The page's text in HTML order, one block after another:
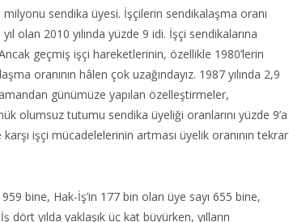
sendika üyesi. İşçilerin sendikalaşma oranı
olan 2010 yılında yüzde 9 idi. İşçi sendikalarına
geçmiş işçi hareketlerinin, özellikle 1980’lerin
oranının hâlen çok uzağındayız. 1987 yılında 2,9
günümüze yapılan özelleştirmeler,
olumsuz tutumu sendika üyeliği oranlarını yüzde 9’a
işçi mücadelelerinin artması üyelik oranının tekrar
bine, Hak-İş’in 177 bin olan üye sayı 655 bine,
dört yılda yaklaşık üç kat büyürken, yılların